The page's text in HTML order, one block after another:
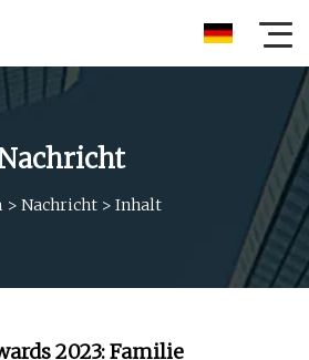
> Nachricht > Inhalt
2023: Familie